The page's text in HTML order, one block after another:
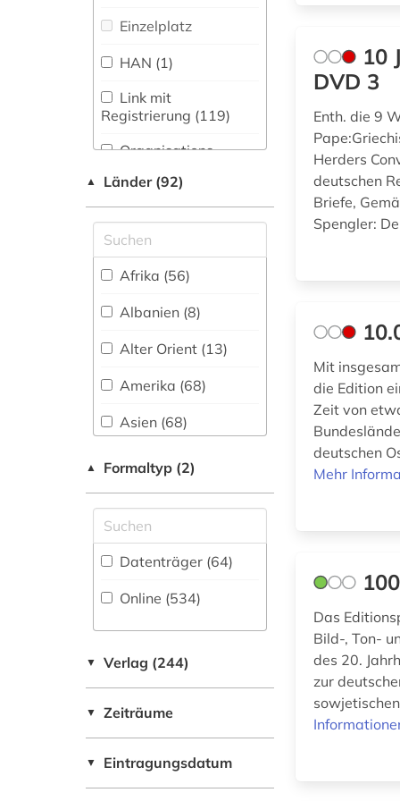
(269)
Maschinenbau (7)
Mathematik (35)
Medien- und
Kommunikationswissenschaften,
Kommunikationsdesign (193)
Militärwissenschaft
(38)
(85)
Natur- und
Ostasienwissenschaften
Koreastudien, Sinologie)
(17)
Philosophie (175)
Physik (28)
Psychologie (62)
(162)
Slavistik (99)
abbildung (1)
abfluss (1)
abgeordneter (1)
abkommen (1)
abkürzung (1)
abraham (1)
abraham geiger
kolle (1)
abrüstung (1)
abschaffung (1)
abtei cluny (1)
accum (1)
actes (1)
adel (3)
adelsfamilie (2)
adolf (1)
adressbuch (8)
adressverzeichnis
afghanistan (3)
Zeitschriftenbibliographie
Einzelplatz
HAN (1)
Link mit
Registrierung (119)
Organisations-
Shibboleth
Zugriff vor Ort (1)
▲ Länder (92)
Afrika (56)
Albanien (8)
Alter Orient (13)
Amerika (68)
Asien (68)
(15)
Baden-
Wuerttemberg (17)
Baltikum (9)
Bayern (70)
Belgien (14)
Berlin (10)
Herzegowina (9)
▲ Formaltyp (2)
Datenträger (64)
Online (534)
▼ Verlag (244)
▼ Zeiträume
▼ Eintragungsdatum
10
DVD 3
Enth. die 9
Herders
deutschen
Briefe,
Spengler:
Mit
die Edition
Zeit von
deutschen
Mehr
Das
Bild-, Ton-
des 20.
zur